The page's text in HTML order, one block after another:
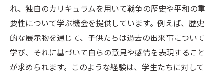
れ、独自のカリキュラムを用いて戦争の歴史や平和の重
要性について学ぶ機会を提供しています。例えば、歴史
的な展示物を通じて、子供たちは過去の出来事について
学び、それに基づいて自らの意見や感情を表現すること
が求められます。このような経験は、学生たちに対して